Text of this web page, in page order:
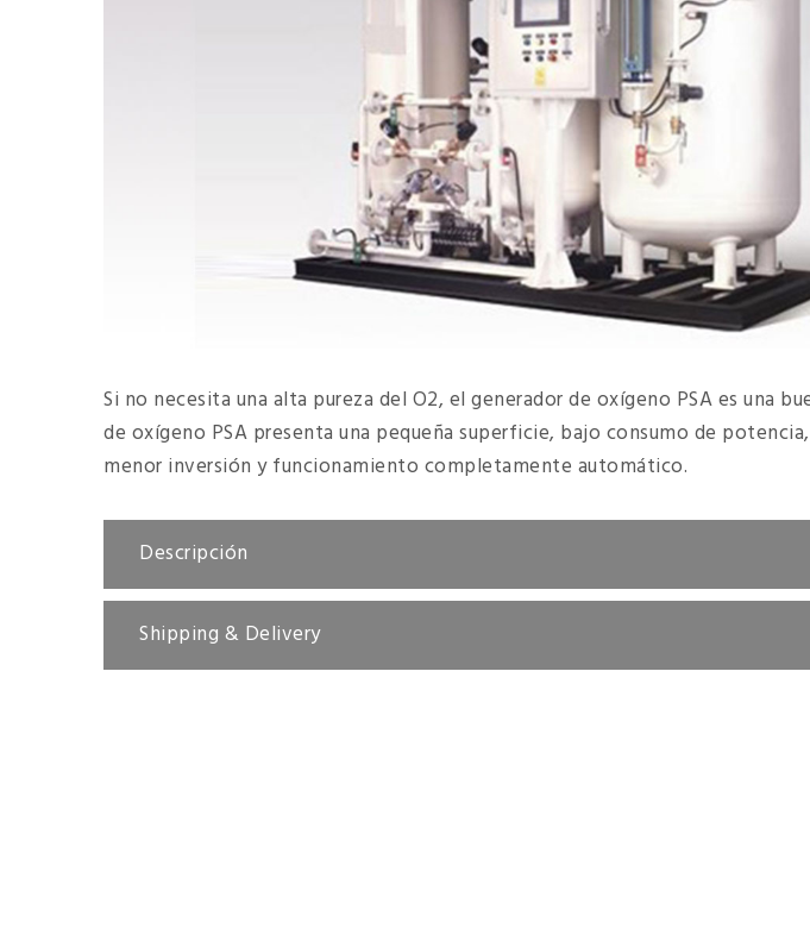
Si no necesita una alta pureza del O2, el generador de oxígeno PSA es una
de oxígeno PSA presenta una pequeña superficie, bajo consumo de
menor inversión y funcionamiento completamente automático.
Descripción
Shipping & Delivery